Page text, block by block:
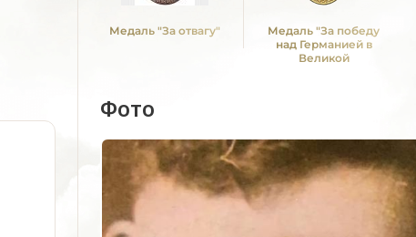
Медаль "За отвагу"
Медаль "За победу
над Германией в
Великой
Фото